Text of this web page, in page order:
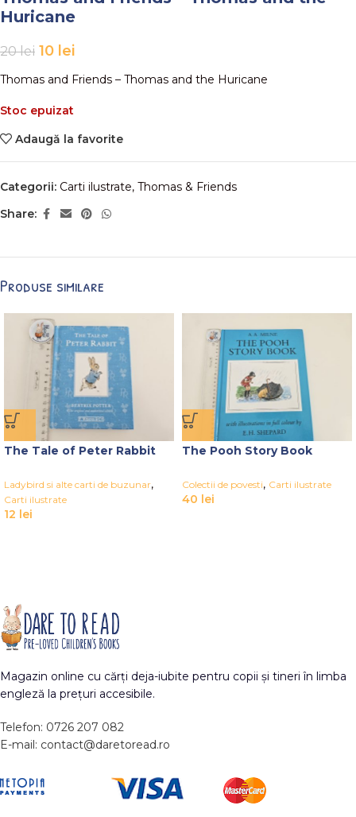
Huricane
20lei 10 lei
Thomas and Friends – Thomas and the Huricane
Stoc epuizat
Adaugă la favorite
Categorii: Carti ilustrate, Thomas & Friends
Share:
Produse similare
The Tale of Peter Rabbit
Ladybird si alte carti de buzunar,
Carti ilustrate
12 lei
The Pooh Story Book
Colectii de povesti, Carti ilustrate
40 lei
Magazin online cu cărți deja-iubite pentru copii și tineri în limba
engleză la prețuri accesibile.
Telefon: 0726 207 082
E-mail: contact@daretoread.ro